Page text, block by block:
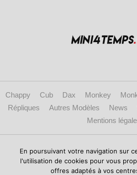
Chappy Cub Dax Monkey
Répliques
Autres Modèles News
Mentions
Copyright © 2017 mini4temps.fr - Le site des
répliques.
En poursuivant votre navigation sur
l'utilisation de cookies pour vous
offres adaptés à vos